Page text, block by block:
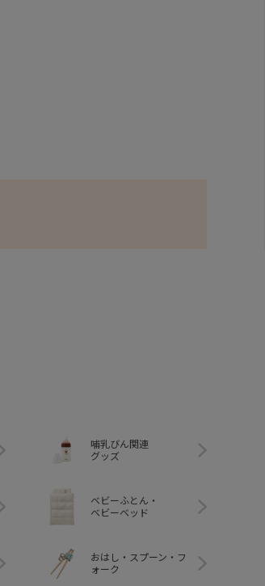
哺乳びん関連
グッズ
ベビーふとん・
ベビーベッド
おはし・スプーン・フ
ォーク